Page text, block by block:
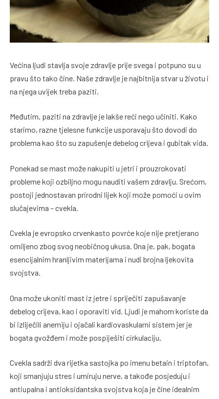
Većina ljudi stavlja svoje zdravlje prije svega i potpuno su u
pravu što tako čine. Naše zdravlje je najbitnija stvar u životu i
na njega uvijek treba paziti.
Međutim, paziti na zdravlje je lakše reći nego učiniti. Kako
starimo, razne tjelesne funkcije usporavaju što dovodi do
problema kao što su zapušenje debelog crijeva i gubitak vida.
Ponekad se mast može nakupiti u jetri i prouzrokovati
probleme koji ozbiljno mogu nauditi vašem zdravlju. Srećom,
postoji jednostavan prirodni lijek koji može pomoći u ovim
slučajevima – cvekla.
Cvekla je evropsko crvenkasto povrće koje nije pretjerano
omiljeno zbog svog neobičnog ukusa. Ona je, pak, bogata
esencijalnim hranljivim materijama i nudi brojna ljekovita
svojstva.
Ona može ukoniti mast iz jetre i spriječiti zapušavanje
debelog crijeva, kao i oporaviti vid. Ljudi je mahom koriste da
bi izliječili anemiju i ojačali kardiovaskularni sistem jer je
bogata gvožđem i može pospiješiti cirkulaciju.
Cvekla sadrži dva rijetka sastojka po imenu betain i triptofan,
koji smanjuju stres i umiruju nerve, a takođe posjeduju i
antiupalna i antioksidantska svojstva koja je čine idealnim